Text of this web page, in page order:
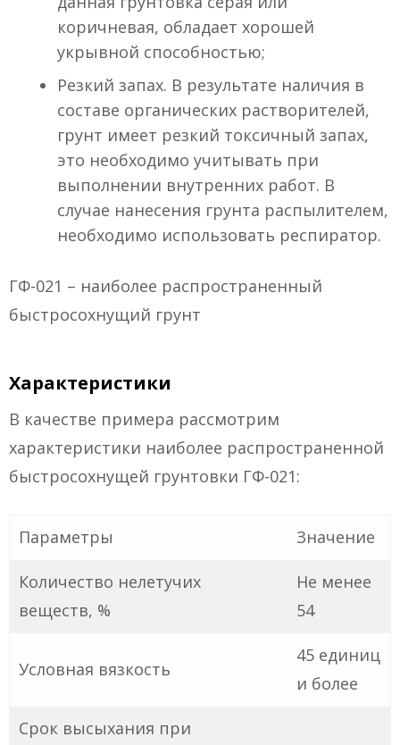
коричневая, обладает хорошей
укрывной способностью;
Резкий запах. В результате наличия в
составе органических растворителей,
грунт имеет резкий токсичный запах,
это необходимо учитывать при
выполнении внутренних работ. В
случае нанесения грунта распылителем,
необходимо использовать респиратор.
ГФ-021 – наиболее распространенный
быстросохнущий грунт
Характеристики
В качестве примера рассмотрим
характеристики наиболее распространенной
быстросохнущей грунтовки ГФ-021:
Параметры Значение
Количество нелетучих
веществ, %
Не менее
54
Условная вязкость
45 единиц
и более
Срок высыхания при